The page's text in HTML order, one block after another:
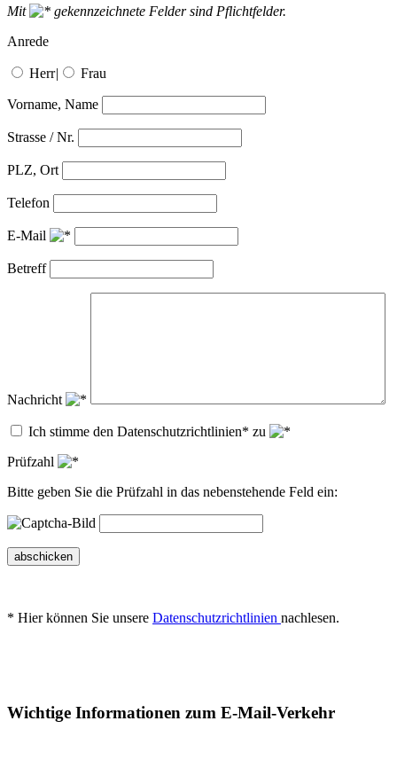
Mit
gekennzeichnete Felder sind Pflichtfelder.
Anrede
Herr| Frau
Vorname, Name
Strasse / Nr.
PLZ, Ort
Telefon
E-Mail
Betreff
Nachricht
Ich stimme den Datenschutzrichtlinien* zu
Prüfzahl
Bitte geben Sie die Prüfzahl in das nebenstehende Feld ein:
abschicken
* Hier können Sie unsere Datenschutzrichtlinien nachlesen.
Wichtige Informationen zum E-Mail-Verkehr